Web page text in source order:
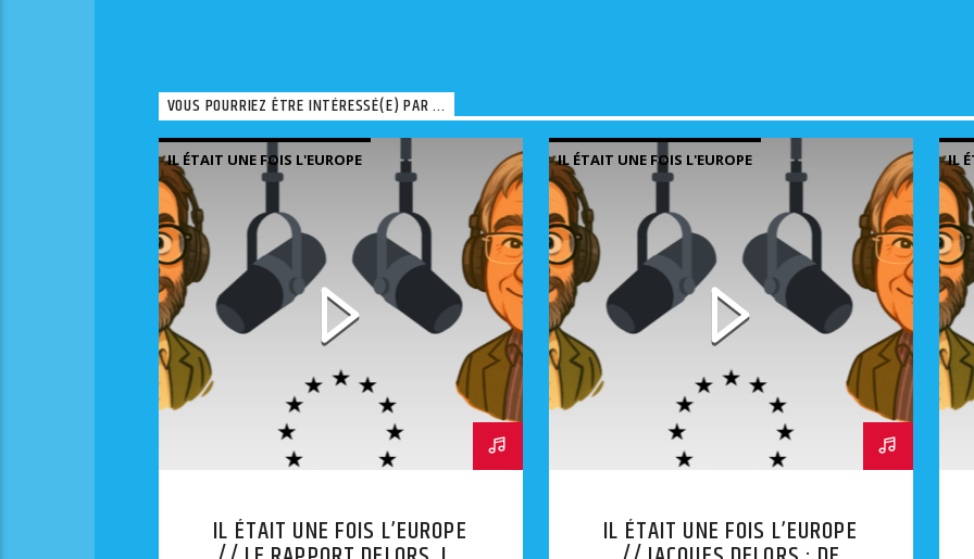
VOUS POURRIEZ ÊTRE INTÉRESSÉ(E) PAR ...
IL ÉTAIT UNE FOIS L'EUROPE
IL ÉTAIT UNE FOIS L’EUROPE
IL ÉTAIT UNE FOIS L'EUROPE
IL ÉTAIT UNE FOIS L’EUROPE
IL